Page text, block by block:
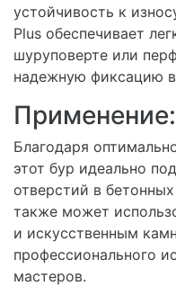
устойчивость к
Plus обеспечивает
шуруповерте или
надежную фиксацию
Применение:
Благодаря
этот бур идеально
отверстий в
также может
и искусственным
профессионального
мастеров.